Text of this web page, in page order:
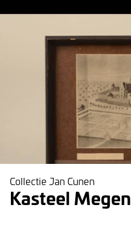
Collectie Jan Cunen
Kasteel Megen